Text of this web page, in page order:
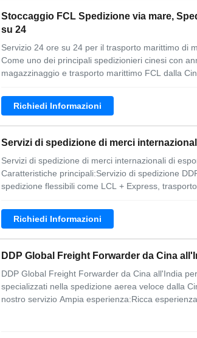
Stoccaggio FCL Spedizione via mare,
su 24
Servizio 24 ore su 24 per il trasporto marittimo di
Come uno dei principali spedizionieri cinesi con
magazzinaggio e trasporto marittimo FCL dalla
Richiedi Informazioni
Servizi di spedizione di merci
Servizi di spedizione di merci internazionali di
Caratteristiche principali:Servizio di spedizione
spedizione flessibili come LCL + Express,
Richiedi Informazioni
DDP Global Freight Forwarder da Cina
DDP Global Freight Forwarder da Cina all'India
specializzati nella spedizione aerea veloce dalla
nostro servizio Ampia esperienza:Ricca